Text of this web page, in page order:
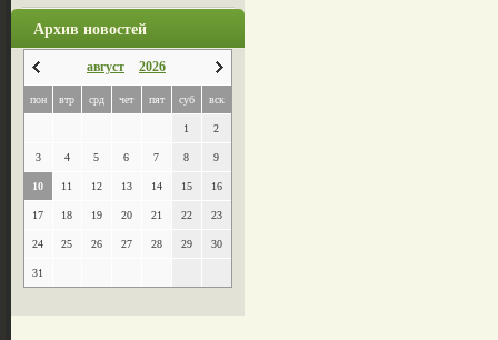
Архив новостей
август 2026
пон втр срд чет пят суб вск
1 2
3 4 5 6 7 8 9
10 11 12 13 14 15 16
17 18 19 20 21 22 23
24 25 26 27 28 29 30
31